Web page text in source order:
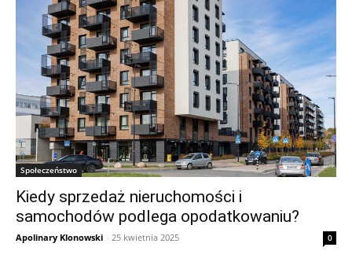
Społeczeństwo
Kiedy sprzedaż nieruchomości i
samochodów podlega opodatkowaniu?
Apolinary Klonowski - 25 kwietnia 2025 0